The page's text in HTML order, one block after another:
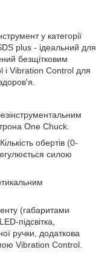
у категорії
plus - ідеальний для
безщітковим
і Vibration Control для
One Chuck.
обертів (0-
силою
(габаритами
підсвітка,
ручки, додаткова
Vibration Control.